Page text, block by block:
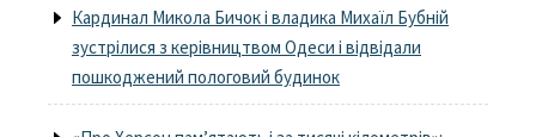
Кардинал Микола Бичок і владика Михаїл Бубній
зустрілися з керівництвом Одеси і відвідали
пошкоджений пологовий будинок